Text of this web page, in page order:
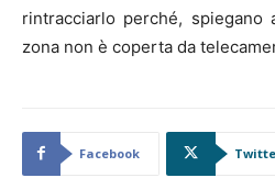
rintracciarlo perché, spiegano
zona non è coperta da
Facebook